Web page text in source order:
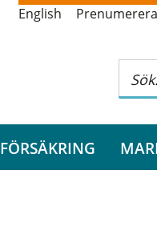
English Prenumerera
FÖRSÄKRING